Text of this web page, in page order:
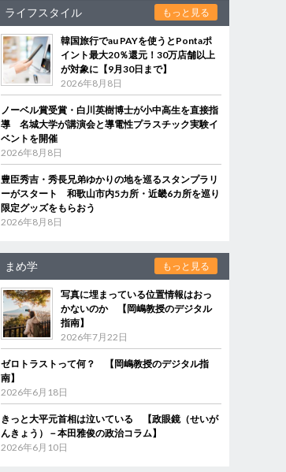
ライフスタイル もっと見る
韓国旅行でau PAYを使うとPontaポ
イント最大20％還元！30万店舗以上
が対象に【9月30日まで】
2026年8月8日
ノーベル賞受賞・白川英樹博士が小中高生を直接指
導 名城大学が講演会と導電性プラスチック実験イ
ベントを開催
2026年8月8日
豊臣秀吉・秀長兄弟ゆかりの地を巡るスタンプラリ
ーがスタート 和歌山市内5カ所・近畿6カ所を巡り
限定グッズをもらおう
2026年8月8日
まめ学 もっと見る
写真に埋まっている位置情報はおっ
かないのか 【岡嶋教授のデジタル
指南】
2026年7月22日
ゼロトラストって何？ 【岡嶋教授のデジタル指
南】
2026年6月18日
きっと大平元首相は泣いている 【政眼鏡（せいが
んきょう）－本田雅俊の政治コラム】
2026年6月10日